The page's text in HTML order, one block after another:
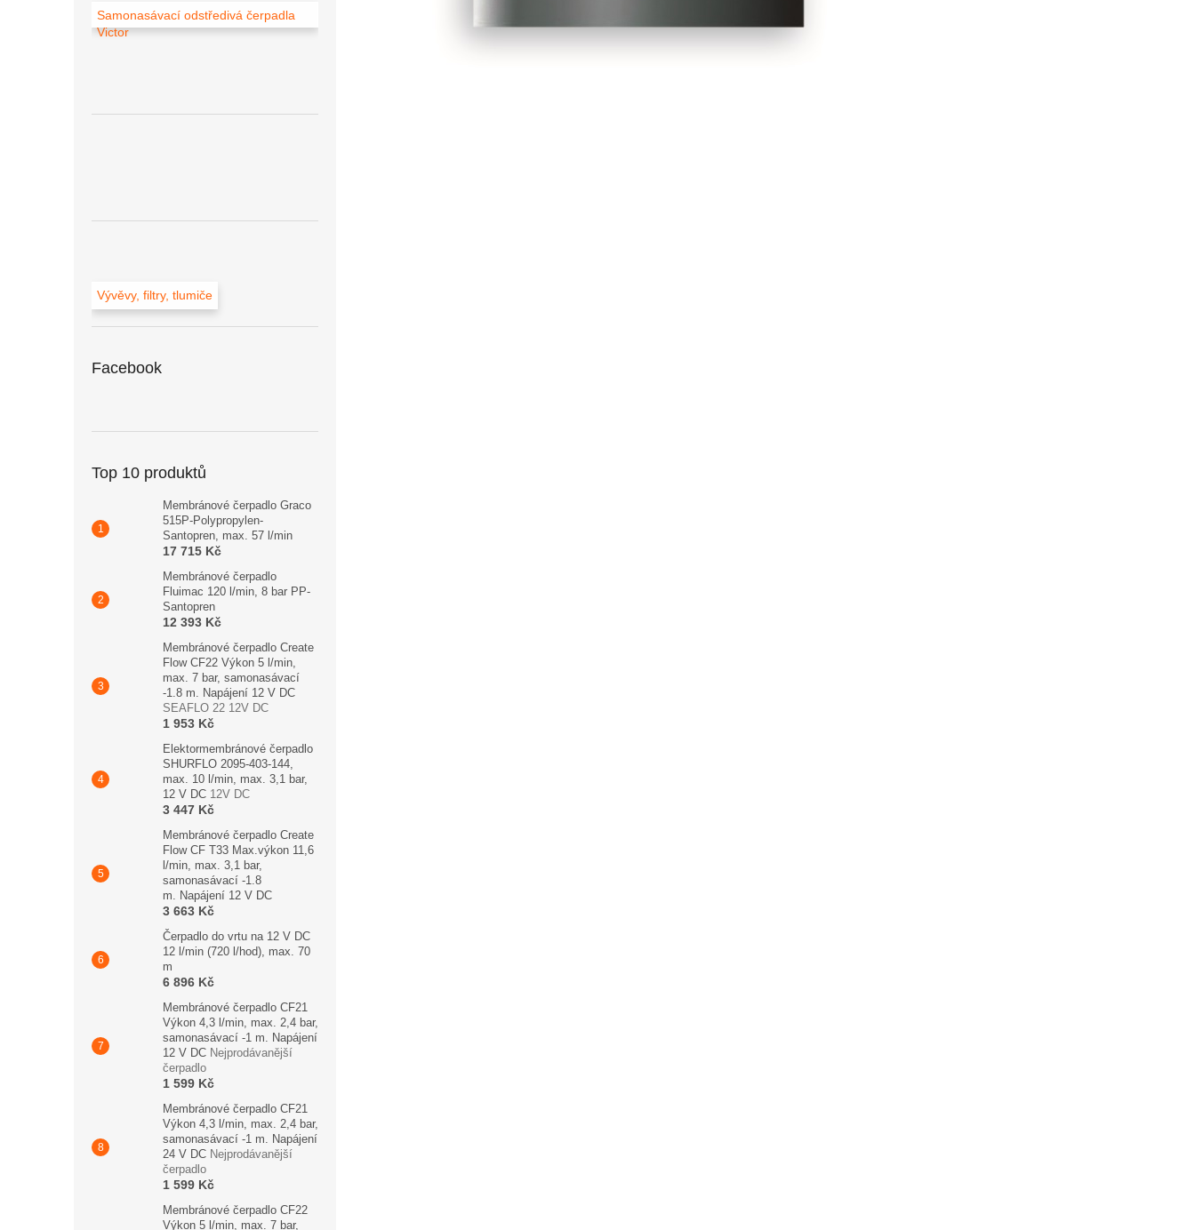
Samonasávací odstředivá čerpadla
Victor
Vývěvy, filtry, tlumiče
Facebook
Top 10 produktů
Membránové čerpadlo Graco
515P-Polypropylen-
Santopren, max. 57 l/min
17 715 Kč
Membránové čerpadlo
Fluimac 120 l/min, 8 bar PP-
Santopren
12 393 Kč
Membránové čerpadlo Create
Flow CF22 Výkon 5 l/min,
max. 7 bar, samonasávací
-1.8 m. Napájení 12 V DC
SEAFLO 22 12V DC
1 953 Kč
Elektormembránové čerpadlo
SHURFLO 2095-403-144,
max. 10 l/min, max. 3,1 bar,
12 V DC 12V DC
3 447 Kč
Membránové čerpadlo Create
Flow CF T33 Max.výkon 11,6
l/min, max. 3,1 bar,
samonasávací -1.8
m. Napájení 12 V DC
3 663 Kč
Čerpadlo do vrtu na 12 V DC
12 l/min (720 l/hod), max. 70
m
6 896 Kč
Membránové čerpadlo CF21
Výkon 4,3 l/min, max. 2,4 bar,
samonasávací -1 m. Napájení
12 V DC Nejprodávanější
čerpadlo
1 599 Kč
Membránové čerpadlo CF21
Výkon 4,3 l/min, max. 2,4 bar,
samonasávací -1 m. Napájení
24 V DC Nejprodávanější
čerpadlo
1 599 Kč
Membránové čerpadlo CF22
Výkon 5 l/min, max. 7 bar,